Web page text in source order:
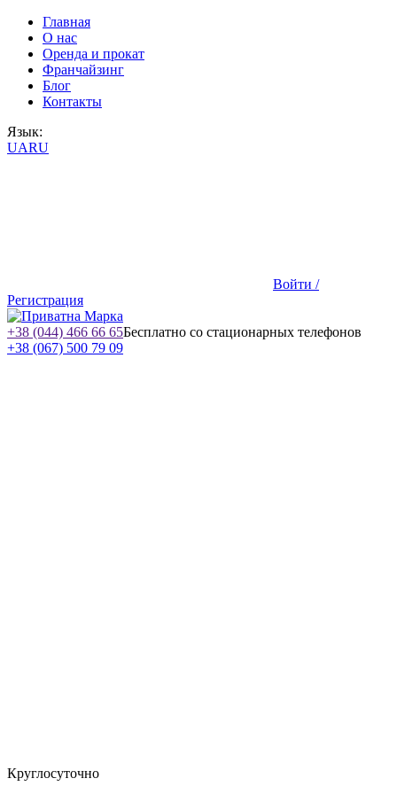
Главная
О нас
Оренда и прокат
Франчайзинг
Блог
Контакты
Язык:
UARU
Войти /
Регистрация
+38 (044) 466 66 65Бесплатно со стационарных телефонов
+38 (067) 500 79 09
Круглосуточно